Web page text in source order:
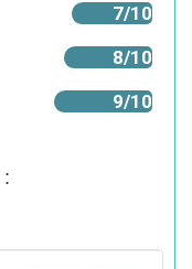
7/10
8/10
9/10
: